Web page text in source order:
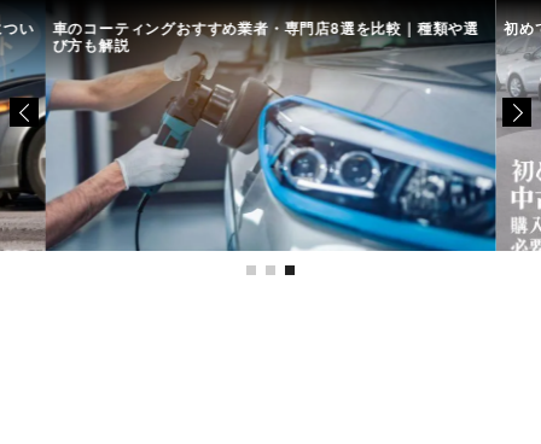
い 車のコーティングおすすめ業者・専門店8選を比較｜種類や選
び方も解説
初め